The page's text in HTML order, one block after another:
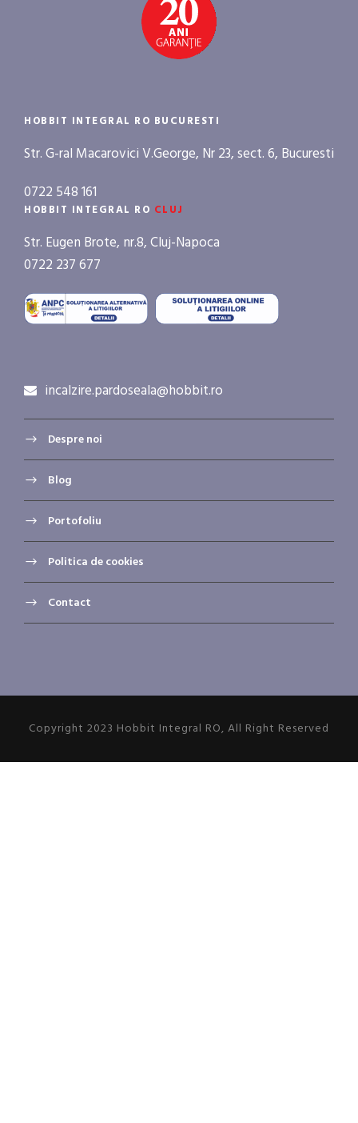
HOBBIT INTEGRAL RO BUCURESTI
Str. G-ral Macarovici V.George, Nr 23, sect. 6, Bucuresti
0722 548 161
HOBBIT INTEGRAL RO CLUJ
Str. Eugen Brote, nr.8, Cluj-Napoca
0722 237 677
incalzire.pardoseala@hobbit.ro
Despre noi
Blog
Portofoliu
Politica de cookies
Contact
Copyright 2023 Hobbit Integral RO, All Right Reserved